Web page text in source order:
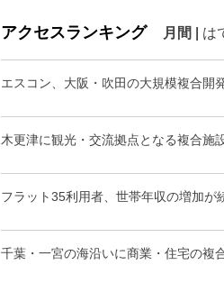
アクセスランキング 月間 は
エスコン、大阪・吹田の大規模複合開
木更津に観光・交流拠点となる複合施
フラット35利用者、世帯年収の増加が
千葉・一宮の海沿いに商業・住宅の複